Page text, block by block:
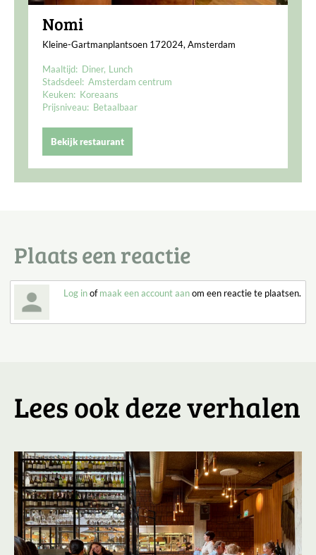
Nomi
Kleine-Gartmanplantsoen 172024, Amsterdam
Maaltijd: Diner Lunch
Stadsdeel: Amsterdam centrum
Keuken: Koreaans
Prijsniveau: Betaalbaar
Bekijk restaurant
Plaats een reactie
Log inofmaak een account aanom een reactie te plaatsen.
Lees ook deze verhalen